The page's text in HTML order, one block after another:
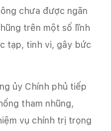
chưa được ngăn
trên một số lĩnh
tạp, tinh vi, gây bức
ủy Chính phủ tiếp
tham nhũng,
vụ chính trị trọng